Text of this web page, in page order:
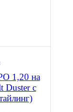
1,20 на
Duster с